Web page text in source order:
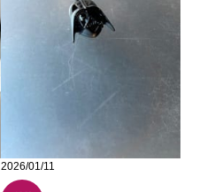
2026/01/11